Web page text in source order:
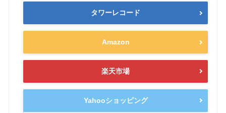
タワーレコード
Amazon
楽天市場
Yahooショッピング